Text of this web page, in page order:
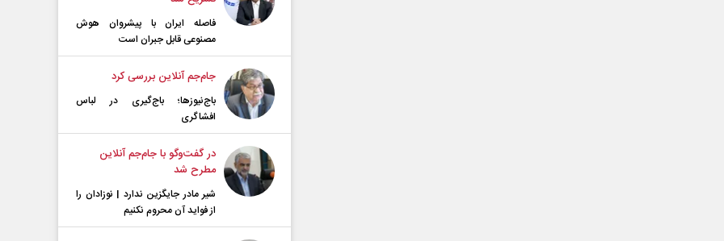
فاصله ایران با پیشرو‌ان هوش
مصنوعی قابل جبران است
جام‌جم آنلاین بررسی کرد
باج‌نیوزها؛ باج‌گیری در لباس
افشاگری
در گفت‌و‌گو با جام‌جم آنلاین
مطرح شد
شیر مادر جایگزین ندارد | نوزادان را
از فواید آن محروم نکنیم